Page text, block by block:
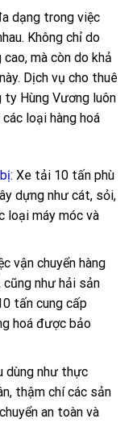
dạng trong việc
Không chỉ do
mà còn do khả
Dịch vụ cho thuê
Hùng Vương luôn
loại hàng hoá
Xe tải 10 tấn phù
dựng như cát, sỏi,
loại máy móc và
vận chuyển hàng
cũng như hải sản
tấn cung cấp
hoá được bảo
dùng như thực
thậm chí các sản
an toàn và